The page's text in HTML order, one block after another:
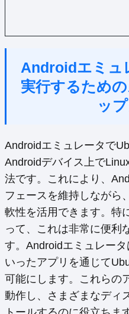
Androidエミュ
実行するため
ッ
Androidエミュレータで
Androidデバイス上で
法です。これにより、
フェースを維持しながら
軟性を活用できます。特
って、これは非常に便利
す。Androidエミュレータ
いったアプリを通じて
可能にします。これらの
動作し、さまざまなディ